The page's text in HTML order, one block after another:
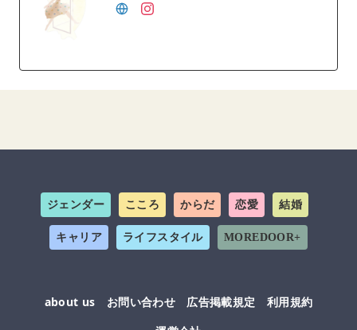
ジェンダー こころ からだ 恋愛 結婚
キャリア ライフスタイル MOREDOOR+
about us お問い合わせ 広告掲載規定
利用規約